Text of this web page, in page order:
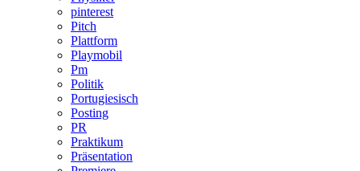
pinterest
Pitch
Plattform
Playmobil
Pm
Politik
Portugiesisch
Posting
PR
Praktikum
Präsentation